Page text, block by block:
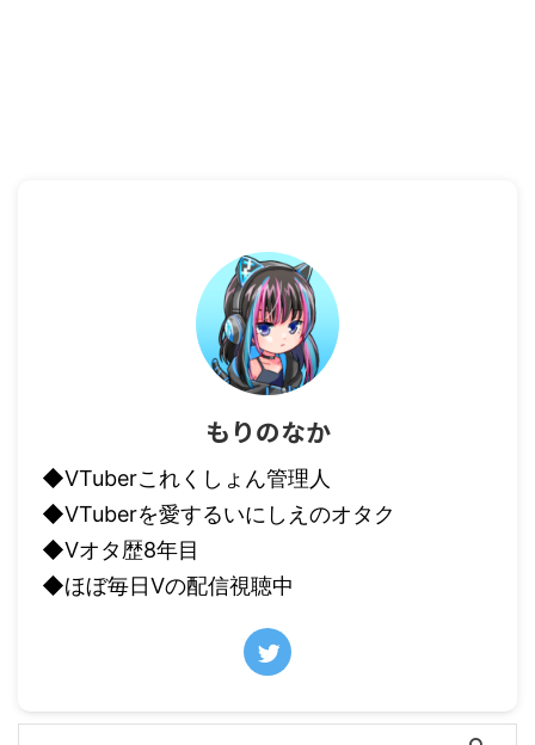
もりのなか
◆VTuberこれくしょん管理人
◆VTuberを愛するいにしえのオタク
◆Vオタ歴8年目
◆ほぼ毎日Vの配信視聴中